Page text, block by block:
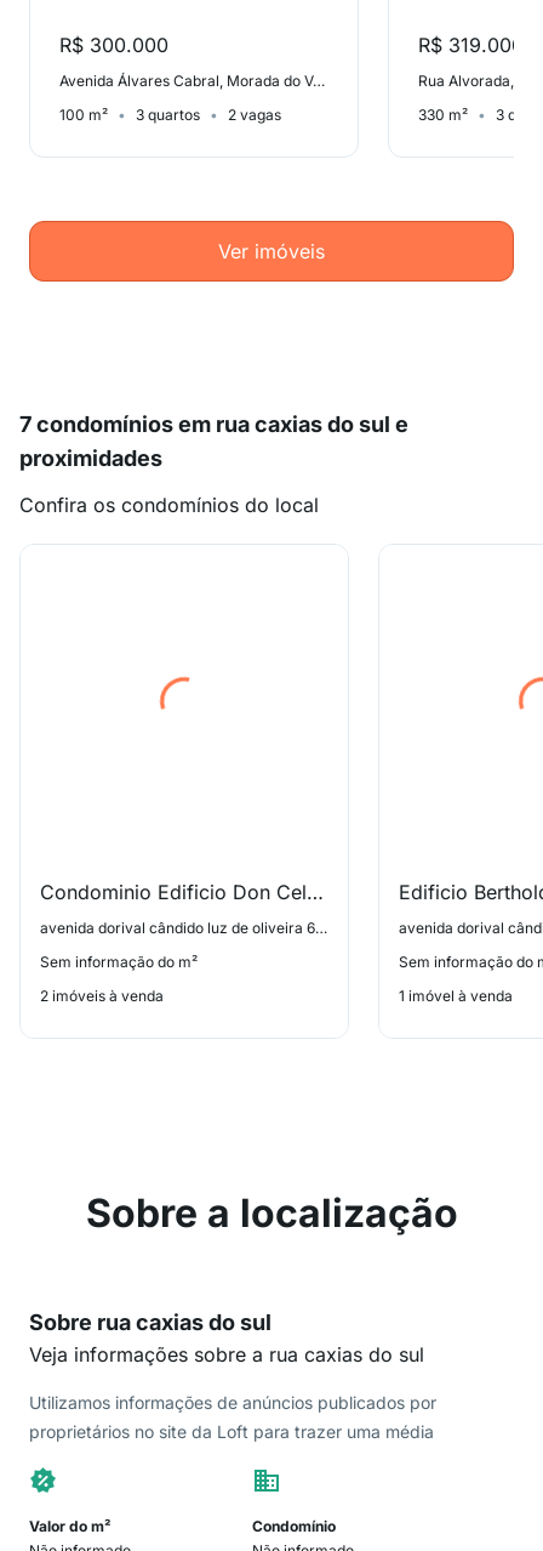
R$ 300.000
Avenida Álvares Cabral, Morada do Vale 1
100 m²
3 quartos 2 vagas
R$ 319.000
Rua Alvorada,
330 m²
3
Ver imóveis
7 condomínios em rua caxias do sul e
proximidades
Confira os condomínios do local
Condominio Edificio Don Celeste
avenida dorival cândido luz de oliveira 6910, Parque Florido
Sem informação do m²
2 imóveis à venda
Edificio
Sem informação do
1 imóvel à venda
Sobre a localização
Sobre rua caxias do sul
Veja informações sobre a rua caxias do sul
Utilizamos informações de anúncios publicados por
proprietários no site da Loft para trazer uma média
Valor do m²
Condomínio